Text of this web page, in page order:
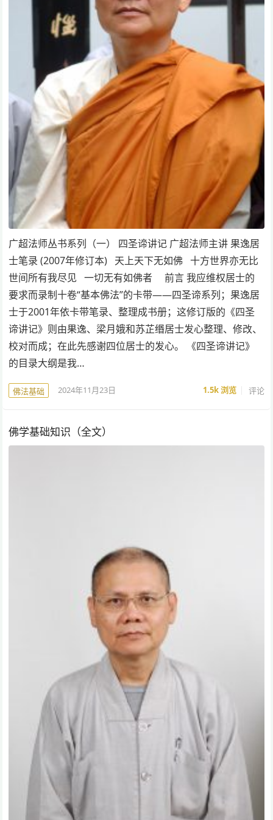
广超法师丛书系列（一） 四圣谛讲记 广超法师主讲 果逸居
士笔录 (2007年修订本) 天上天下无如佛 十方世界亦无比
世间所有我尽见 一切无有如佛者 前言 我应维权居士的
要求而录制十卷“基本佛法”的卡带——四圣谛系列；果逸居
士于2001年依卡带笔录、整理成书册；这修订版的《四圣
谛讲记》则由果逸、梁月娥和苏芷缗居士发心整理、修改、
校对而成；在此先感谢四位居士的发心。 《四圣谛讲记》
的目录大纲是我…
佛法基础 2024年11月23日 1.5k浏览 评论
佛学基础知识（全文）